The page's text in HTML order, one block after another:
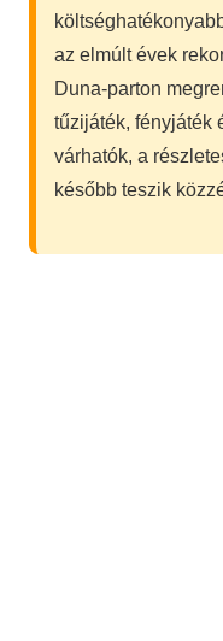
az elmúlt évek
Duna-parton
tűzijáték, fényjáték
várhatók, a
később teszik